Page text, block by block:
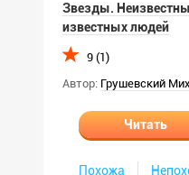
Звезды.
известных людей
9 (1)
Автор: Грушевский
Читать
Похожа